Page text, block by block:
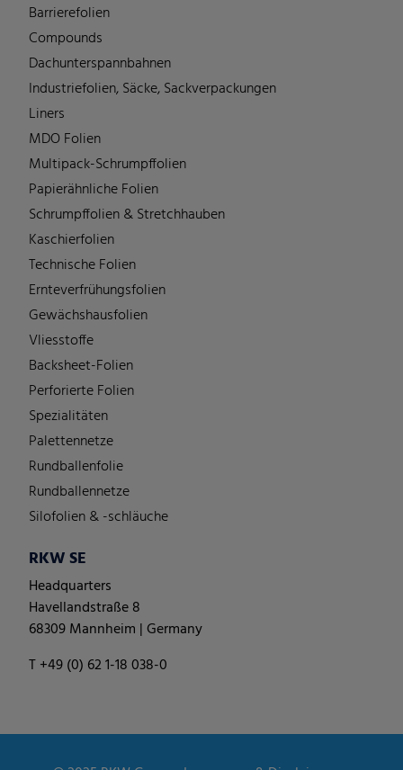
Barrierefolien
Compounds
Dachunterspannbahnen
Industriefolien, Säcke, Sackverpackungen
Liners
MDO Folien
Multipack-Schrumpffolien
Papierähnliche Folien
Schrumpffolien & Stretchhauben
Kaschierfolien
Technische Folien
Ernteverfrühungsfolien
Gewächshausfolien
Vliesstoffe
Backsheet-Folien
Perforierte Folien
Spezialitäten
Palettennetze
Rundballenfolie
Rundballennetze
Silofolien & -schläuche
RKW SE
Headquarters
Havellandstraße 8
68309 Mannheim | Germany
T +49 (0) 62 1-18 038-0